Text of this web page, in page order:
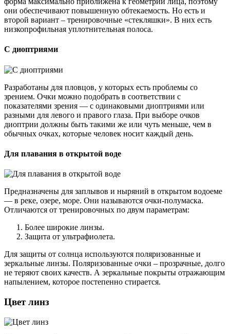
они обеспечивают повышенную обтекаемость. Но есть и
второй вариант – тренировочные «стекляшки». В них есть
низкопрофильная уплотнительная полоса.
С диоптриями
Разработаны для пловцов, у которых есть проблемы со
зрением. Очки можно подобрать в соответствии с
показателями зрения — с одинаковыми диоптриями или
разными для левого и правого глаза. При выборе очков
диоптрии должны быть такими же или чуть меньше, чем в
обычных очках, которые человек носит каждый день.
Для плавания в открытой воде
Предназначены для заплывов и ныряний в открытом водоеме
— в реке, озере, море. Они называются очки-полумаска.
Отличаются от тренировочных по двум параметрам:
Более широкие линзы.
Защита от ультрафиолета.
Для защиты от солнца используются поляризованные и
зеркальные линзы. Поляризованные очки – прозрачные, долго
не теряют своих качеств. А зеркальные покрыты отражающим
напылением, которое постепенно стирается.
Цвет линз